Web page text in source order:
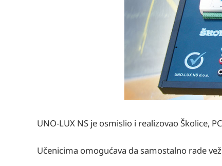
UNO-LUX NS je osmislio i realizovao Školice,
Učenicima omogućava da samostalno rade